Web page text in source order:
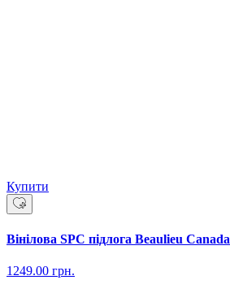
Купити
Вінілова SPC підлога Beaulieu
1249.00 грн.